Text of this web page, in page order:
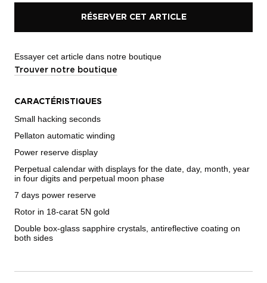
RÉSERVER CET ARTICLE
Essayer cet article dans notre boutique
Trouver notre boutique
CARACTÉRISTIQUES
Small hacking seconds
Pellaton automatic winding
Power reserve display
Perpetual calendar with displays for the date, day, month, year
in four digits and perpetual moon phase
7 days power reserve
Rotor in 18-carat 5N gold
Double box-glass sapphire crystals, antireflective coating on
both sides